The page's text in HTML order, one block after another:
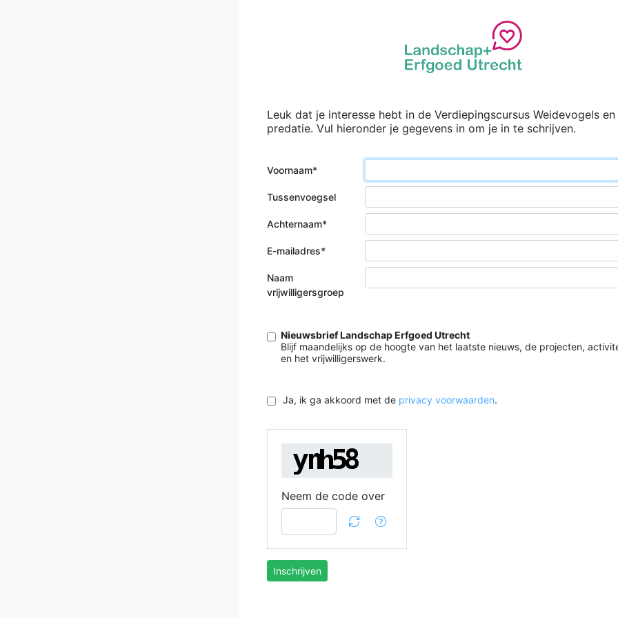
Leuk dat je interesse hebt in de Verdiepingscursus Weidevogels en
predatie. Vul hieronder je gegevens in om je in te schrijven.
Voornaam
Tussenvoegsel
Achternaam
E-mailadres
Naam
vrijwilligersgroep
Nieuwsbrief Landschap Erfgoed Utrecht
Blijf maandelijks op de hoogte van het laatste nieuws, de projecten,
en het vrijwilligerswerk.
Ja, ik ga akkoord met de privacy voorwaarden.
Neem de code over
Inschrijven